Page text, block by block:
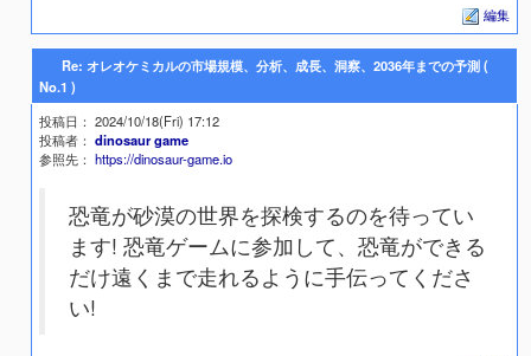
編集
Re: オレオケミカルの市場規模、分析、成長、洞察、2036年までの予測 (
No.1 )
投稿日 ： 2024/10/18(Fri) 17:12
投稿者： dinosaur game
参照先： https://dinosaur-game.io
恐竜が砂漠の世界を探検するのを待ってい
ます! 恐竜ゲームに参加して、恐竜ができる
だけ遠くまで走れるように手伝ってくださ
い!